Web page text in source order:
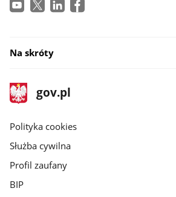
Na skróty
stopka
gov.pl
Strona
gov.pl
gov.pl
Polityka cookies
Służba cywilna
Profil zaufany
BIP